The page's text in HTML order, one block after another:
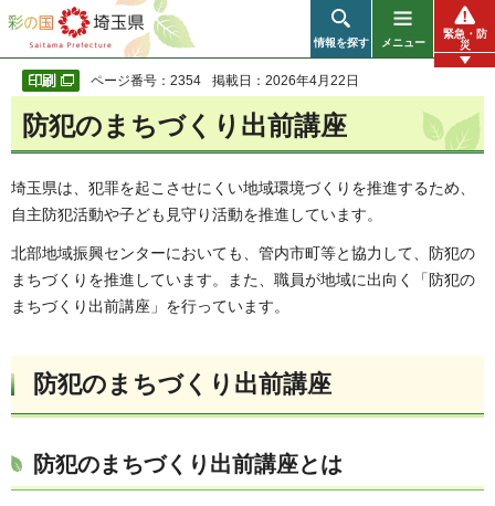
彩の国 埼玉県
情報を探す メニュー
緊急・防
災
ページ番号：2354 掲載日：2026年4月22日
防犯のまちづくり出前講座
埼玉県は、犯罪を起こさせにくい地域環境づくりを推進するため、
自主防犯活動や子ども見守り活動を推進しています。
北部地域振興センターにおいても、管内市町等と協力して、防犯の
まちづくりを推進しています。また、職員が地域に出向く「防犯の
まちづくり出前講座」を行っています。
防犯のまちづくり出前講座
防犯のまちづくり出前講座とは